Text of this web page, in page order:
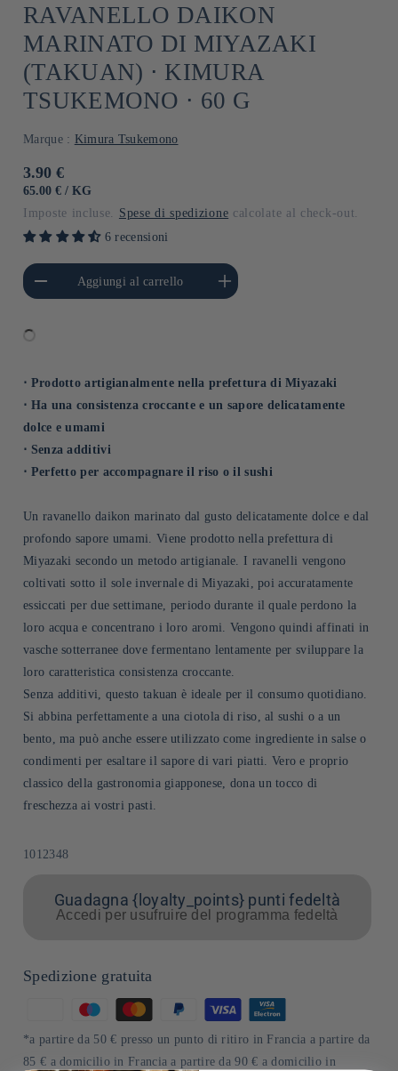
RAVANELLO DAIKON
MARINATO DI MIYAZAKI
(TAKUAN) ⋅ KIMURA
TSUKEMONO ⋅ 60 G
Marque : Kimura Tsukemono
Prezzo
di
3.90 €
PREZZO
65.00 € / PER
KG
Imposte incluse. Spese di spedizione calcolate al check-out.
6 recensioni
quantità per Default
Title
Aggiungi al carrello
Aumenta quantità per Default
Title
⋅ Prodotto artigianalmente nella prefettura di Miyazaki
⋅ Ha una consistenza croccante e un sapore delicatamente
dolce e umami
⋅ Senza additivi
⋅ Perfetto per accompagnare il riso o il sushi
Un ravanello daikon marinato dal gusto delicatamente dolce e dal
profondo sapore umami. Viene prodotto nella prefettura di
Miyazaki secondo un metodo artigianale. I ravanelli vengono
coltivati sotto il sole invernale di Miyazaki, poi accuratamente
essiccati per due settimane, periodo durante il quale perdono la
loro acqua e concentrano i loro aromi. Vengono quindi affinati in
vasche sotterranee dove fermentano lentamente per sviluppare la
loro caratteristica consistenza croccante.
Senza additivi, questo takuan è ideale per il consumo quotidiano.
Si abbina perfettamente a una ciotola di riso, al sushi o a un
bento, ma può anche essere utilizzato come ingrediente in salse o
condimenti per esaltare il sapore di vari piatti. Vero e proprio
classico della gastronomia giapponese, dona un tocco di
freschezza ai vostri pasti.
SKU:
1012348
Guadagna {loyalty_points} punti fedeltà
Accedi per usufruire del programma fedeltà
Spedizione gratuita
di
pagamento
*a partire da 50 € presso un punto di ritiro in Francia a partire da
85 € a domicilio in Francia a partire da 90 € a domicilio in